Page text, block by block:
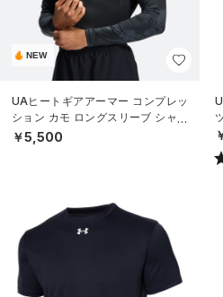
NEW
UAヒートギアアーマー コンプレッ
ション カモ ロングスリーブ シャツ
（トレーニング/MEN）
￥5,500